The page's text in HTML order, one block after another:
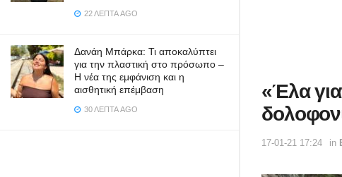
22 ΛΕΠΤΆ AGO
Δανάη Μπάρκα: Τι αποκαλύπτει
για την πλαστική στο πρόσωπο –
Η νέα της εμφάνιση και η
αισθητική επέμβαση
30 ΛΕΠΤΆ AGO
«Έλα
17-01-21 17:24 in